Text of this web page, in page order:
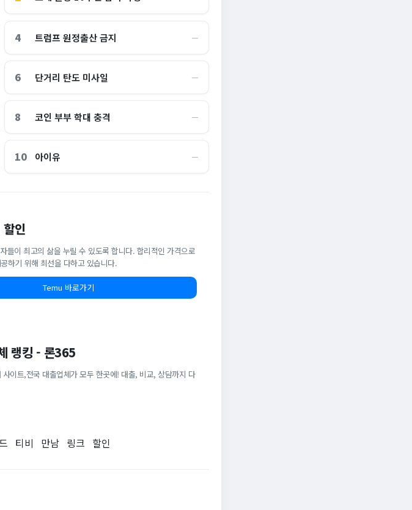
4 트럼프 원정출산 금지 ―
6 단거리 탄도 미사일 ―
8 코인 부부 학대 충격 ―
10 아이유 ―
인
들이 최고의 삶을 누릴 수 있도록 합니다. 합리적인 가격으로
하기 위해 최선을 다하고 있습니다.
Temu 바로가기
랭킹 - 론365
사이트,전국 대출업체가 모두 한곳에! 대출, 비교, 상담까지 다
티비 만남 링크 할인